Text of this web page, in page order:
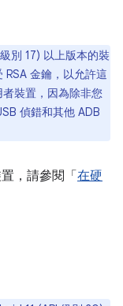
別 17) 以上版本的裝
金鑰，以允許這
裝置，因為除非您
偵錯和其他 ADB
，請參閱「 在硬